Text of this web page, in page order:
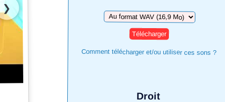
Télécharger
Comment télécharger et/ou utiliser ces sons ?
Droit
❯